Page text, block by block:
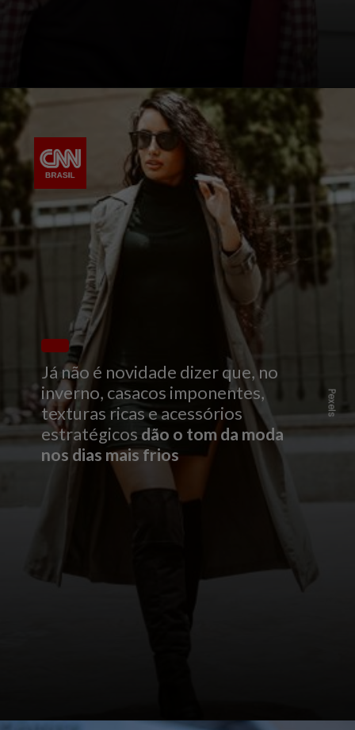
Já não é novidade dizer que, no
inverno, casacos imponentes,
texturas ricas e acessórios
estratégicos dão o tom da moda
nos dias mais frios
Pexels